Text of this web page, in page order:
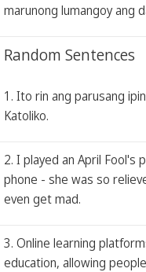
marunong lumangoy ang
Random Sentences
1. Ito rin ang parusang
Katoliko.
2. I played an April Fool's
phone - she was so
even get mad.
3. Online learning
education, allowing